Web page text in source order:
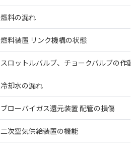
燃料の漏れ
燃料装置 リンク機構の状態
スロットルバルブ、チョークバルブの作動
冷却水の漏れ
ブローバイガス還元装置 配管の損傷
二次空気供給装置の機能